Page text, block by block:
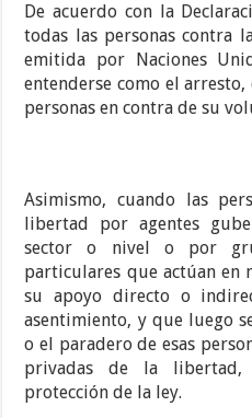
De acuerdo con la
todas las personas contra
emitida por Naciones
entenderse como el
personas en contra de su
Asimismo, cuando las
libertad por agentes
sector o nivel o por
particulares que actúan en
su apoyo directo o
asentimiento, y que luego
o el paradero de esas
privadas de la libertad,
protección de la ley.